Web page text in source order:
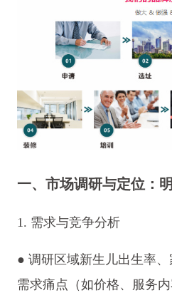
一、市场调研与定位：
1. 需求与竞争分析
● 调研区域新生儿出生率
需求痛点（如价格、服务内